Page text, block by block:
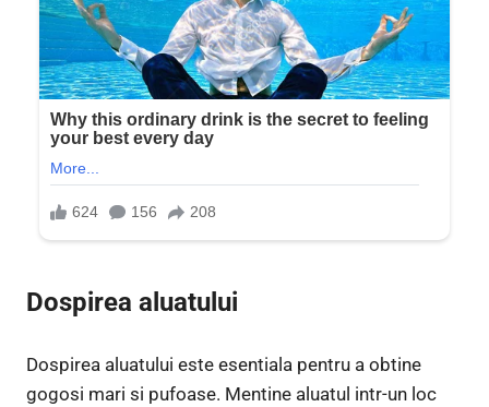
Dospirea aluatului
Dospirea aluatului este esentiala pentru a obtine
gogosi mari si pufoase. Mentine aluatul intr-un loc